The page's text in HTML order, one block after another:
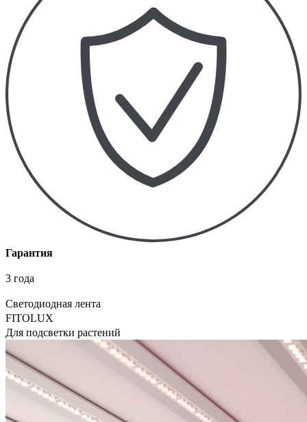
Гарантия
3 года
Светодиодная лента
FITOLUX
Для подсветки растений